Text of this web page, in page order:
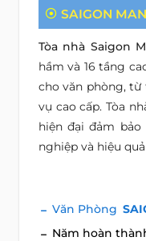
SAIGON
Tòa nhà Saigon
hầm và 16 tầng
cho văn phòng, từ
vụ cao cấp. Tòa
hiện đại đảm
nghiệp và hiệu
Văn Phòng
Năm hoàn